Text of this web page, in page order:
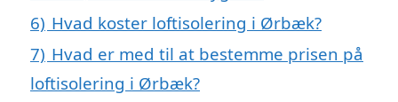
6) Hvad koster loftisolering i Ørbæk?
7) Hvad er med til at bestemme prisen på
loftisolering i Ørbæk?